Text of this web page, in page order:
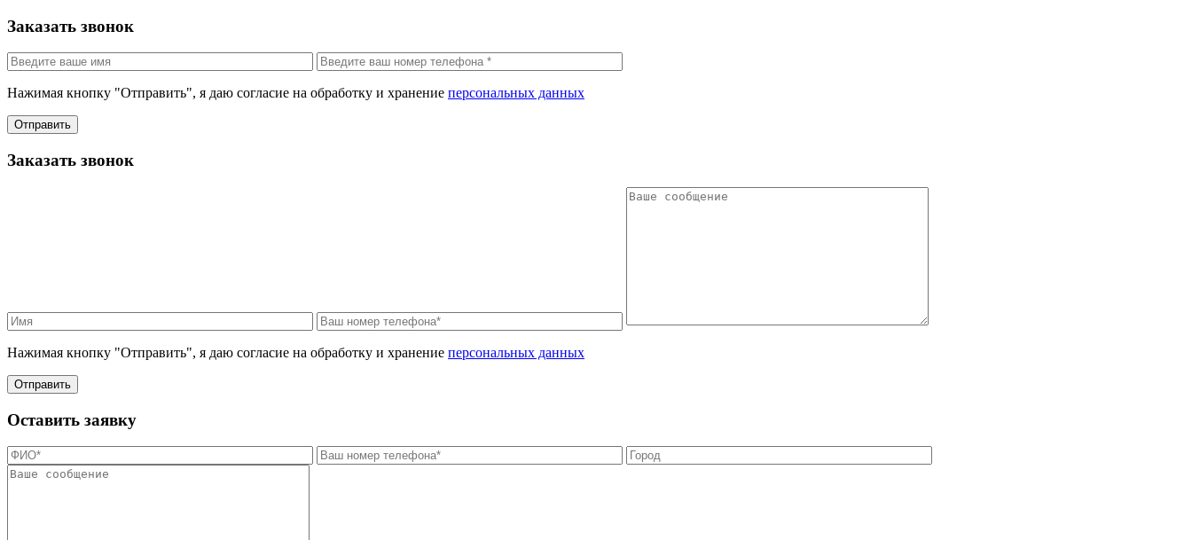
Заказать звонок
Нажимая кнопку "Отправить", я даю согласие на обработку и хранение персональных данных
Отправить
Заказать звонок
Нажимая кнопку "Отправить", я даю согласие на обработку и хранение персональных данных
Отправить
Оставить заявку